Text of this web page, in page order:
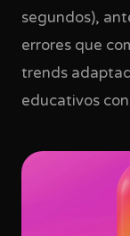
segundos),
errores que
trends
educativos